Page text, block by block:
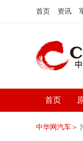
首页 资讯
首页
中华网汽车＞